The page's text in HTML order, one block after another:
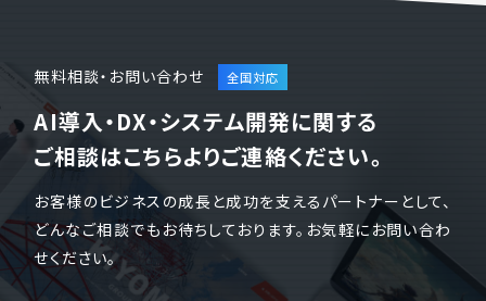
無料相談・お問い合わせ
AI導入・DX・システム開発に関する
ご相談はこちらよりご連絡ください。
お客様のビジネスの成長と成功を支えるパートナーとして、
どんなご相談でもお待ちしております。お気軽にお問い合わ
せください。